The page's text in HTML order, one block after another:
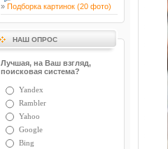
» Подборка картинок (20 фото)
НАШ ОПРОС
Лучшая, на Ваш взгляд,
поисковая система?
Yandex
Rambler
Yahoo
Google
Bing